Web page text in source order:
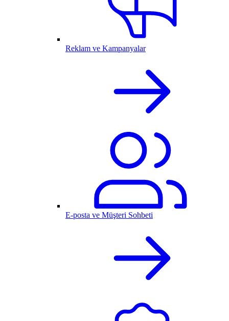
Reklam ve Kampanyalar
E-posta ve Müşteri Sohbeti